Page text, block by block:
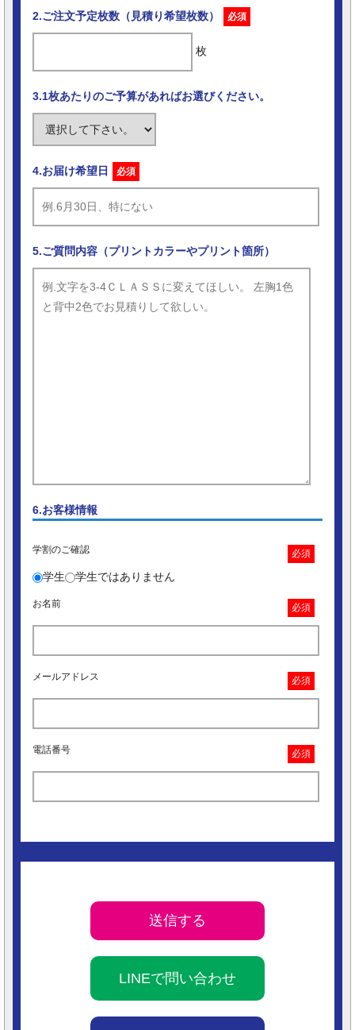
2.ご注文予定枚数（見積り希望枚数） 必須
枚
3.1枚あたりのご予算があればお選びください。
4.お届け希望日 必須
5.ご質問内容（プリントカラーやプリント箇所）
6.お客様情報
学割のご確認 必須
学生 学生ではありません
お名前 必須
メールアドレス 必須
電話番号 必須
LINEで問い合わせ